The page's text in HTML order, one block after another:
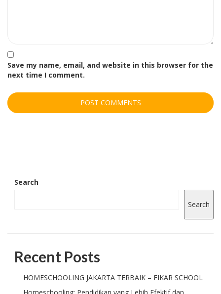
Save my name, email, and website in this browser for the
next time I comment.
Search
Search
Recent Posts
HOMESCHOOLING JAKARTA TERBAIK – FIKAR SCHOOL